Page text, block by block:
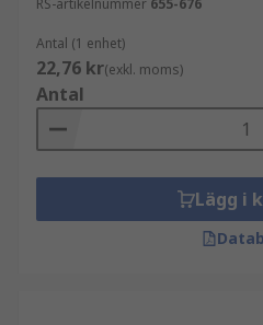
RS-artikelnummer 655-676
Antal (1 enhet)
22,76 kr(exkl. moms)
Antal
Lägg i